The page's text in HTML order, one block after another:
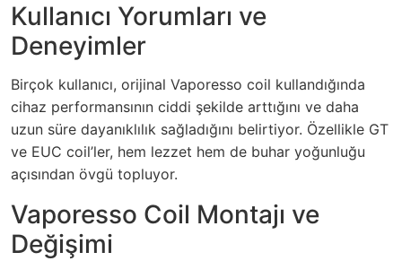
Kullanıcı Yorumları ve
Deneyimler
Birçok kullanıcı, orijinal Vaporesso coil kullandığında
cihaz performansının ciddi şekilde arttığını ve daha
uzun süre dayanıklılık sağladığını belirtiyor. Özellikle GT
ve EUC coil’ler, hem lezzet hem de buhar yoğunluğu
açısından övgü topluyor.
Vaporesso Coil Montajı ve
Değişimi